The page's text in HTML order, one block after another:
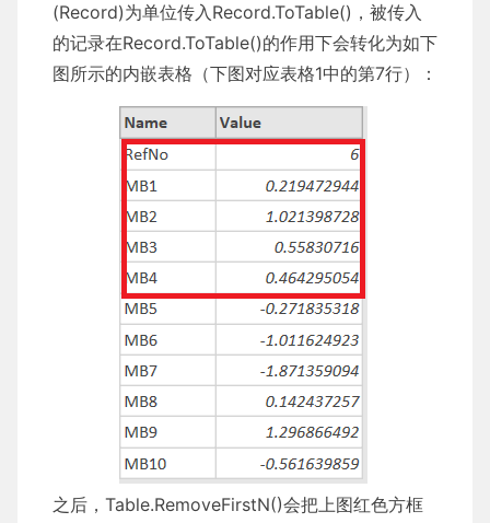
(Record)为单位传入Record.ToTable()，被传入
的记录在Record.ToTable()的作用下会转化为如下
图所示的内嵌表格（下图对应表格1中的第7行）：
之后，Table.RemoveFirstN()会把上图红色方框